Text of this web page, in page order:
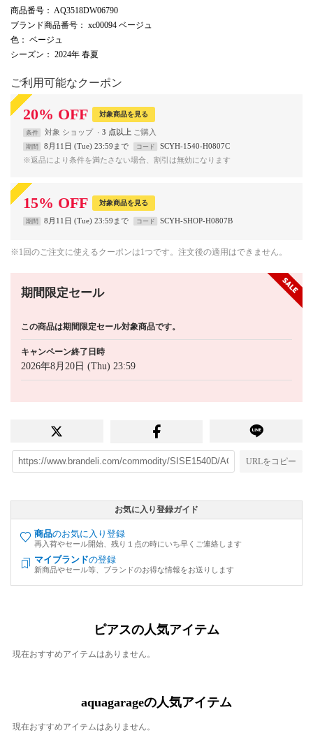
商品番号 ： AQ3518DW06790
ブランド商品番号 ： xc00094 ベージュ
色 ： ベージュ
シーズン ： 2024年 春夏
ご利用可能なクーポン
20% OFF 対象商品を見る
条件 対象 ショップ 3 点以上
期間 8月11日 (Tue) 23:59まで コード
SCYH-1540-H0807C
※返品により条件を満たさない場合、割引は無効になります
15% OFF 対象商品を見る
期間 8月11日 (Tue) 23:59まで コード SCYH-SHOP-H0807B
※1回のご注文に使えるクーポンは1つです。注文後の適用はできません。
期間限定セール
この商品は期間限定セール対象商品です。
キャンペーン終了日時
2026年8月20日 (Thu) 23:59
URLをコピー
お気に入り登録ガイド
商品のお気に入り登録
再入荷やセール開始、残り１点の時にいち早くご連絡します
マイブランドの登録
新商品やセール等、ブランドのお得な情報をお送りします
ピアスの人気アイテム
現在おすすめアイテムはありません。
aquagarageの人気アイテム
現在おすすめアイテムはありません。